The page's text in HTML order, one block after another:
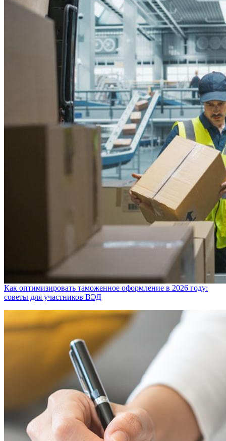
Как оптимизировать таможенное оформление в 2026 году:
советы для участников ВЭД